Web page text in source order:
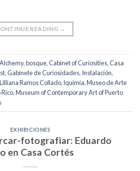
READING →
Alchemy,bosque,Cabinet of Curiosities,Casa
,Gabinete de Curiosidades, Instalación,
Lilliana Ramos Collado,lquimia,Museo de Arte
,Museum of Contemporary Art of Puerto
EXHIBICIONES
fotografiar: Eduardo
en Casa Cortés